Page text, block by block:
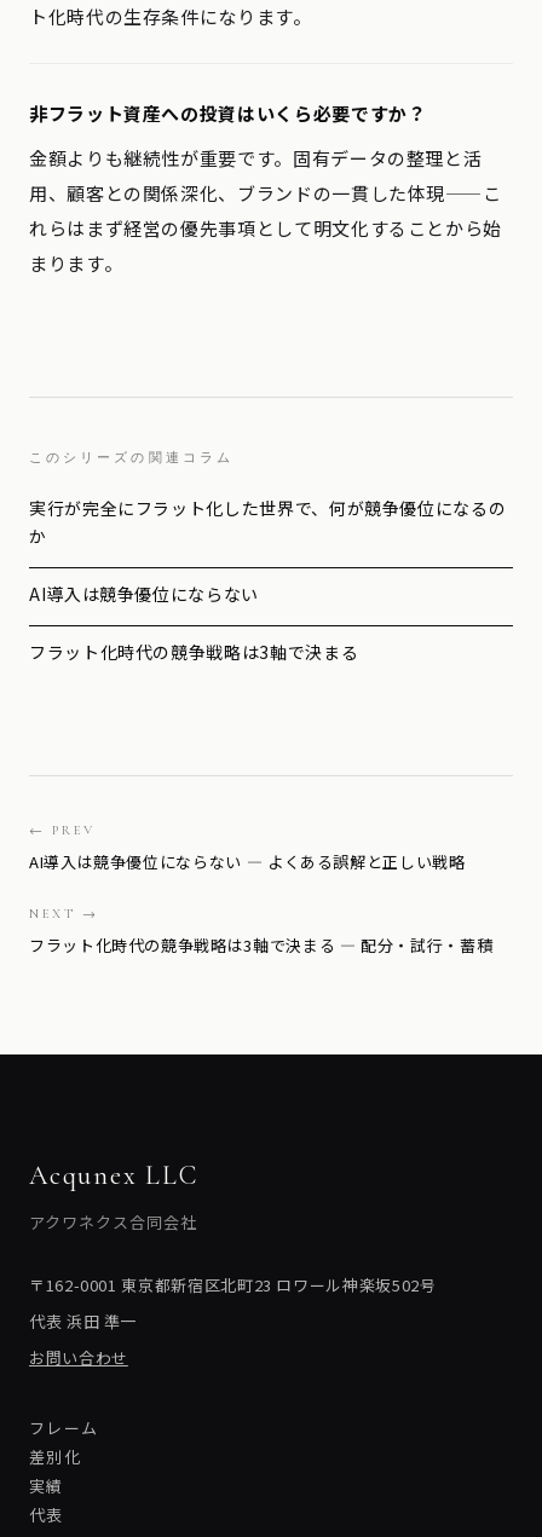
ト化時代の生存条件になります。
非フラット資産への投資はいくら必要ですか？
金額よりも継続性が重要です。固有データの整理と活
用、顧客との関係深化、ブランドの一貫した体現——こ
れらはまず経営の優先事項として明文化することから始
まります。
このシリーズの関連コラム
実行が完全にフラット化した世界で、何が競争優位になるの
か
AI導入は競争優位にならない
フラット化時代の競争戦略は3軸で決まる
← PREV
AI導入は競争優位にならない — よくある誤解と正しい戦略
NEXT →
フラット化時代の競争戦略は3軸で決まる — 配分・試行・蓄積
Acqunex LLC
アクワネクス合同会社
〒162-0001 東京都新宿区北町23 ロワール神楽坂502号
代表 浜田 準一
お問い合わせ
フレーム
差別化
実績
代表